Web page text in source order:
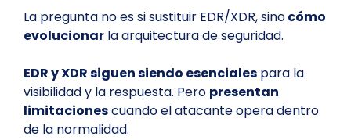
La pregunta no es si sustituir EDR/XDR, sinocómo
evolucionar la arquitectura de seguridad.
EDR y XDR siguen siendo esenciales para la
visibilidad y la respuesta. Pero presentan
limitacionescuando el atacante opera dentro
de la normalidad.